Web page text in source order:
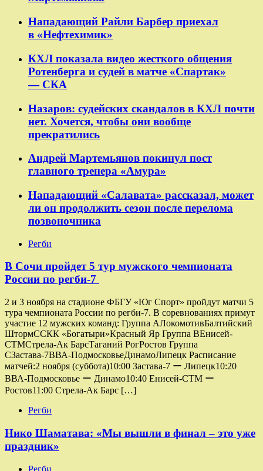
Нападающий Райли Барбер приехал
в «Нефтехимик»
КХЛ показала видео жесткого общения
Ротенберга и судей в матче «Спартак»
— СКА
Назаров: судейских скандалов в КХЛ почти
нет. Хочется, чтобы они вообще
прекратились
Андрей Мартемьянов покинул пост
главного тренера «Амура»
Нападающий «Салавата» рассказал, может
ли он продолжить сезон после перелома
позвоночника
Регби
В Сочи пройдет 5 тур мужского чемпионата
России по регби-7
2 и 3 ноября на стадионе ФБГУ «Юг Спорт» пройдут матчи 5
тура чемпионата России по регби-7. В соревнованиях примут
участие 12 мужских команд: Группа AЛокомотивБалтийский
ШтормССКК «Богатыри»Красный Яр Группа ВЕнисей-
СТМСтрела-Ак БарсТаганий РогРостов Группа
СЗастава-7ВВА-ПодмосковьеДинамоЛипецк Расписание
матчей:2 ноября (суббота)10:00 Застава-7 ー Липецк10:20
ВВА-Подмосковье ー Динамо10:40 Енисей-СТМ ー
Ростов11:00 Стрела-Ак Барс […]
Регби
Нико Шаматава: «Мы вышли в финал – это уже
праздник»
Регби